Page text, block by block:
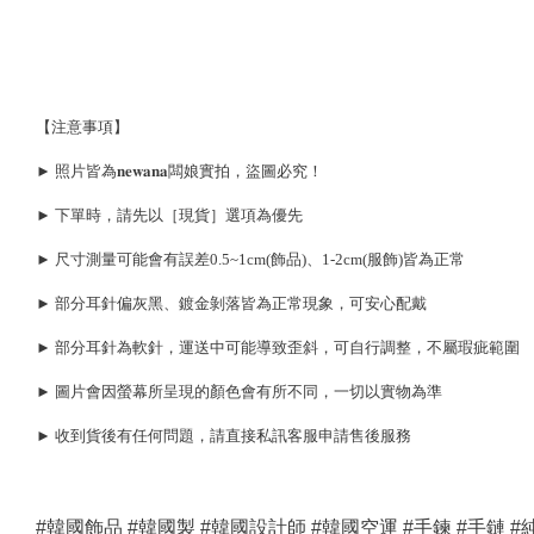
【注意事項】
► 照片皆為𝐧𝐞𝐰𝐚𝐧𝐚闆娘實拍，盜圖必究！
► 下單時，請先以［現貨］選項為優先
► 尺寸測量可能會有誤差0.5~1cm(飾品)、1-2cm(服飾)皆為正常
► 部分耳針偏灰黑、鍍金剝落皆為正常現象，可安心配戴
► 部分耳針為軟針，運送中可能導致歪斜，可自行調整，不屬瑕疵範圍
► 圖片會因螢幕所呈現的顏色會有所不同，一切以實物為準
► 收到貨後有任何問題，請直接私訊客服申請售後服務
#韓國飾品 #韓國製 #韓國設計師 #韓國空運 #手鍊 #手鏈 #